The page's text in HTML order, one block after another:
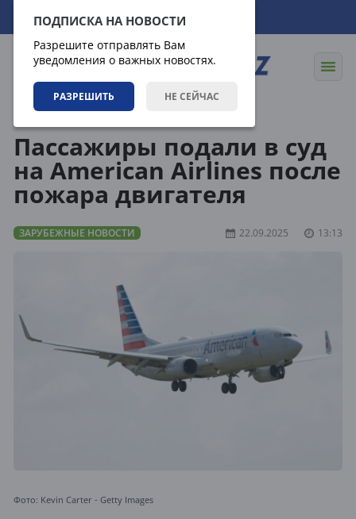
ПОДПИСКА НА НОВОСТИ
Разрешите отправлять Вам
уведомления о важных новостях.
РАЗРЕШИТЬ НЕ СЕЙЧАС
06.08.2026 09:53:49
Пассажиры подали в суд
на American Airlines после
пожара двигателя
ЗАРУБЕЖНЫЕ НОВОСТИ 22.09.2025 13:13
Фото: Kevin Carter - Getty Images